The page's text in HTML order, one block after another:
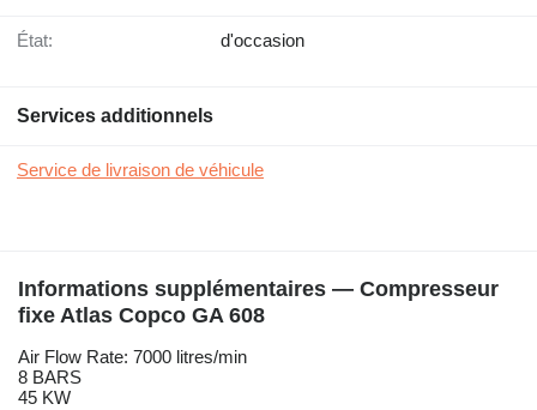
État: d'occasion
Services additionnels
Service de livraison de véhicule
Informations supplémentaires — Compresseur
fixe Atlas Copco GA 608
Air Flow Rate: 7000 litres/min
8 BARS
45 KW